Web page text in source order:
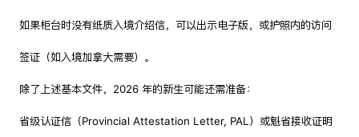
如果柜台时没有纸质入境介绍信，可以出示电子版，或护照内的访问
签证（如入境加拿大需要）。
除了上述基本文件，2026 年的新生可能还需准备：
省级认证信（Provincial Attestation Letter, PAL）或魁省接收证明